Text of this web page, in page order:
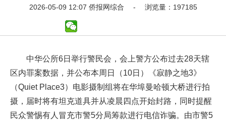
2026-05-09 12:07 侨报网综合 - 浏览量：197185
中华公所6日举行警民会，会上警方公布过去28天辖
区内罪案数据，并公布本周日（10日）《寂静之地3》
（Quiet Place3）电影摄制组将在华埠曼哈顿大桥进行拍
摄，届时将有坦克道具并从凌晨四点开始封路，同时提醒
民众警惕有人冒充市警5分局筹款进行电信诈骗。由市警5